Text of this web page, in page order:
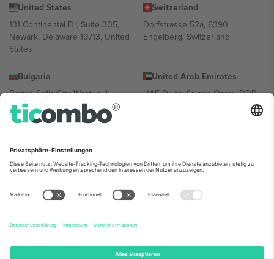
United States
131 Continental Dr, Suite 305,
Newark, Delaware 19713, United
States
Switzerland
Dorfstrasse 52a, 6390
Engelberg, Switzerland
Bulgaria
Regus Sofia City West, bul
Totleben 53-55, 1606 Sofia,
Bulgaria
United Arab Emirates
UAE Dubai Silicon Oasis, DDP
Building A1, Office 302, Dubai,
Mexico
Av Chapultepec 360, Roma
Norte, Cuauhtémoc, 06700
Ciudad de México, CDMX,
Mexico
Die juristische Person des Plattformanbieters kann je nach
Informationen finden Sie auf der jeweiligen Veranstaltungsseite, im